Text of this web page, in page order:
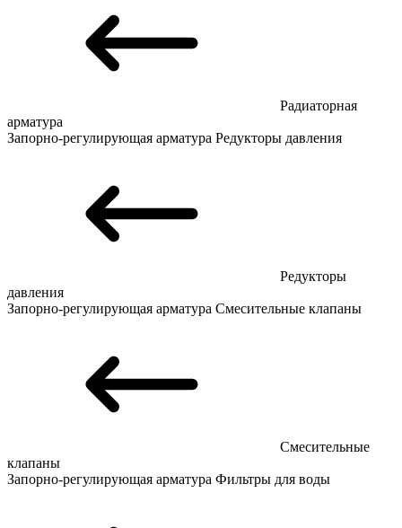
Радиаторная
арматура
Запорно-регулирующая арматура Редукторы давления
Редукторы
давления
Запорно-регулирующая арматура Смесительные клапаны
Смесительные
клапаны
Запорно-регулирующая арматура Фильтры для воды